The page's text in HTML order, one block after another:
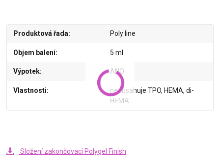
Produktová řada Poly line
Objem balení 5 ml
Výpotek ANO
Vlastnosti
neobsahuje TPO, HEMA, di-
HEMA
Složení zakončovací Polygel Finish